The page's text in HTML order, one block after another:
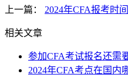
上一篇： 2024年CFA报考时
相关文章
参加CFA考试报名还需
2024年CFA考点在国内